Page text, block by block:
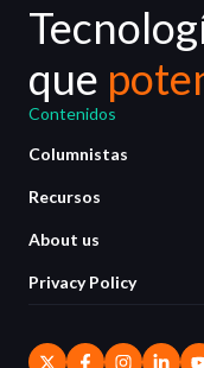
que
Contenidos
Columnistas
Recursos
About us
Privacy Policy